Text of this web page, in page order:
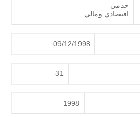
خدمي
اقتصادي ومالي
09/12/1998
31
1998